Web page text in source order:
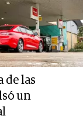
de las
un